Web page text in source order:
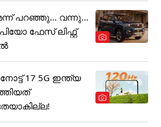
പറഞ്ഞു... വന്നു...
ഫേസ് ലിഫ്റ്റ്
17 5G ഇന്ത്യ